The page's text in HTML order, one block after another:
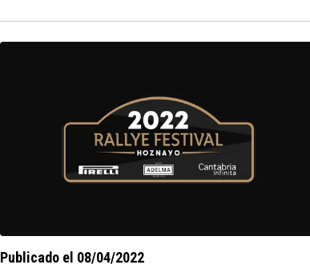
Publicado el 08/04/2022